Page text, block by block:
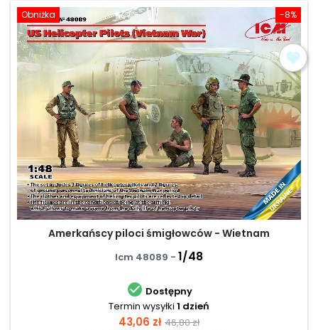
-8%
Obniżka
Amerkańscy piloci śmigłowców - Wietnam
Icm 48089 - 1/48
 Dostępny
Termin wysyłki 1 dzień
Cena
43,06 zł Cena
46,80 zł